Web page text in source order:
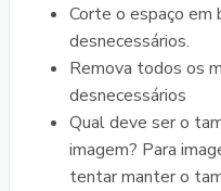
Corte o espaço em
desnecessários.
Remova todos os
desnecessários
Qual deve ser o
imagem? Para
tentar manter o